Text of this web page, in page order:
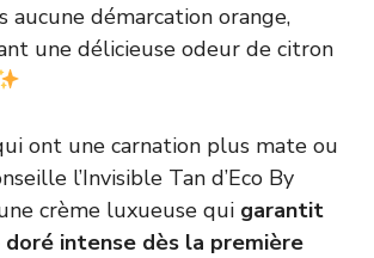
aucune démarcation orange,
une délicieuse odeur de citron
ont une carnation plus mate ou
l’Invisible Tan d’Eco By
une crème luxueuse qui garantit
doré intense dès la première